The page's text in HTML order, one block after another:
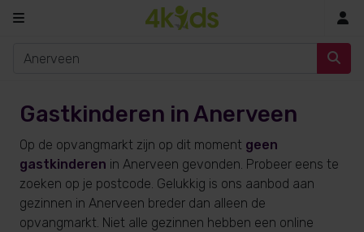
Gastkinderen in Anerveen
Op de opvangmarkt zijn op dit moment geen
gastkinderen in Anerveen gevonden. Probeer eens te
zoeken op je postcode. Gelukkig is ons aanbod aan
gezinnen in Anerveen breder dan alleen de
opvangmarkt. Niet alle gezinnen hebben een online